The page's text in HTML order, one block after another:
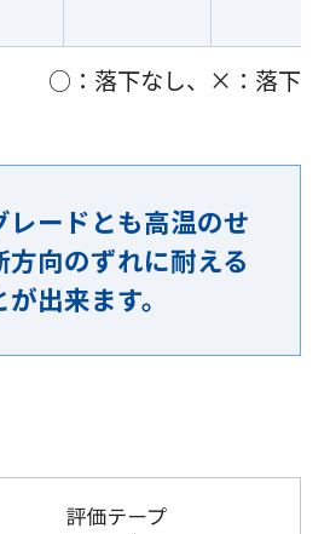
○：落下なし、×：落下
レードとも高温のせ
方向のずれに耐える
が出来ます。